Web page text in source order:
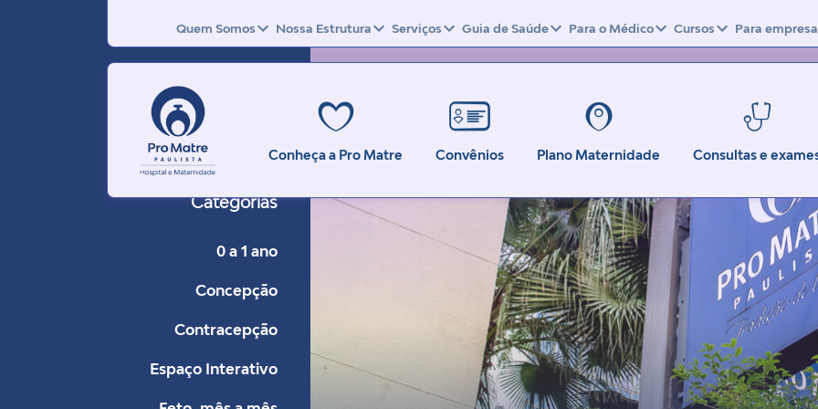
Quem Somos Nossa Estrutura Serviços Guia de Saúde Para o Médico Cursos Para
Conheça a Pro Matre Convênios Plano Maternidade Consultas e
Categorias
0 a 1 ano
Concepção
Contracepção
Espaço Interativo